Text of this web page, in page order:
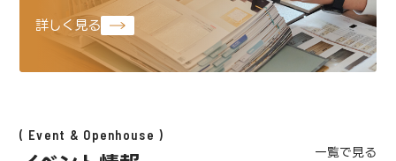
詳しく見る
Event & Openhouse
一覧で見る